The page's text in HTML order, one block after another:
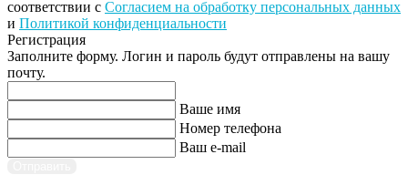
соответствии с Согласием на обработку персональных данных
и Политикой конфиденциальности
Регистрация
Заполните форму. Логин и пароль будут отправлены на вашу
почту.
Ваше имя
Номер телефона
Ваш e-mail